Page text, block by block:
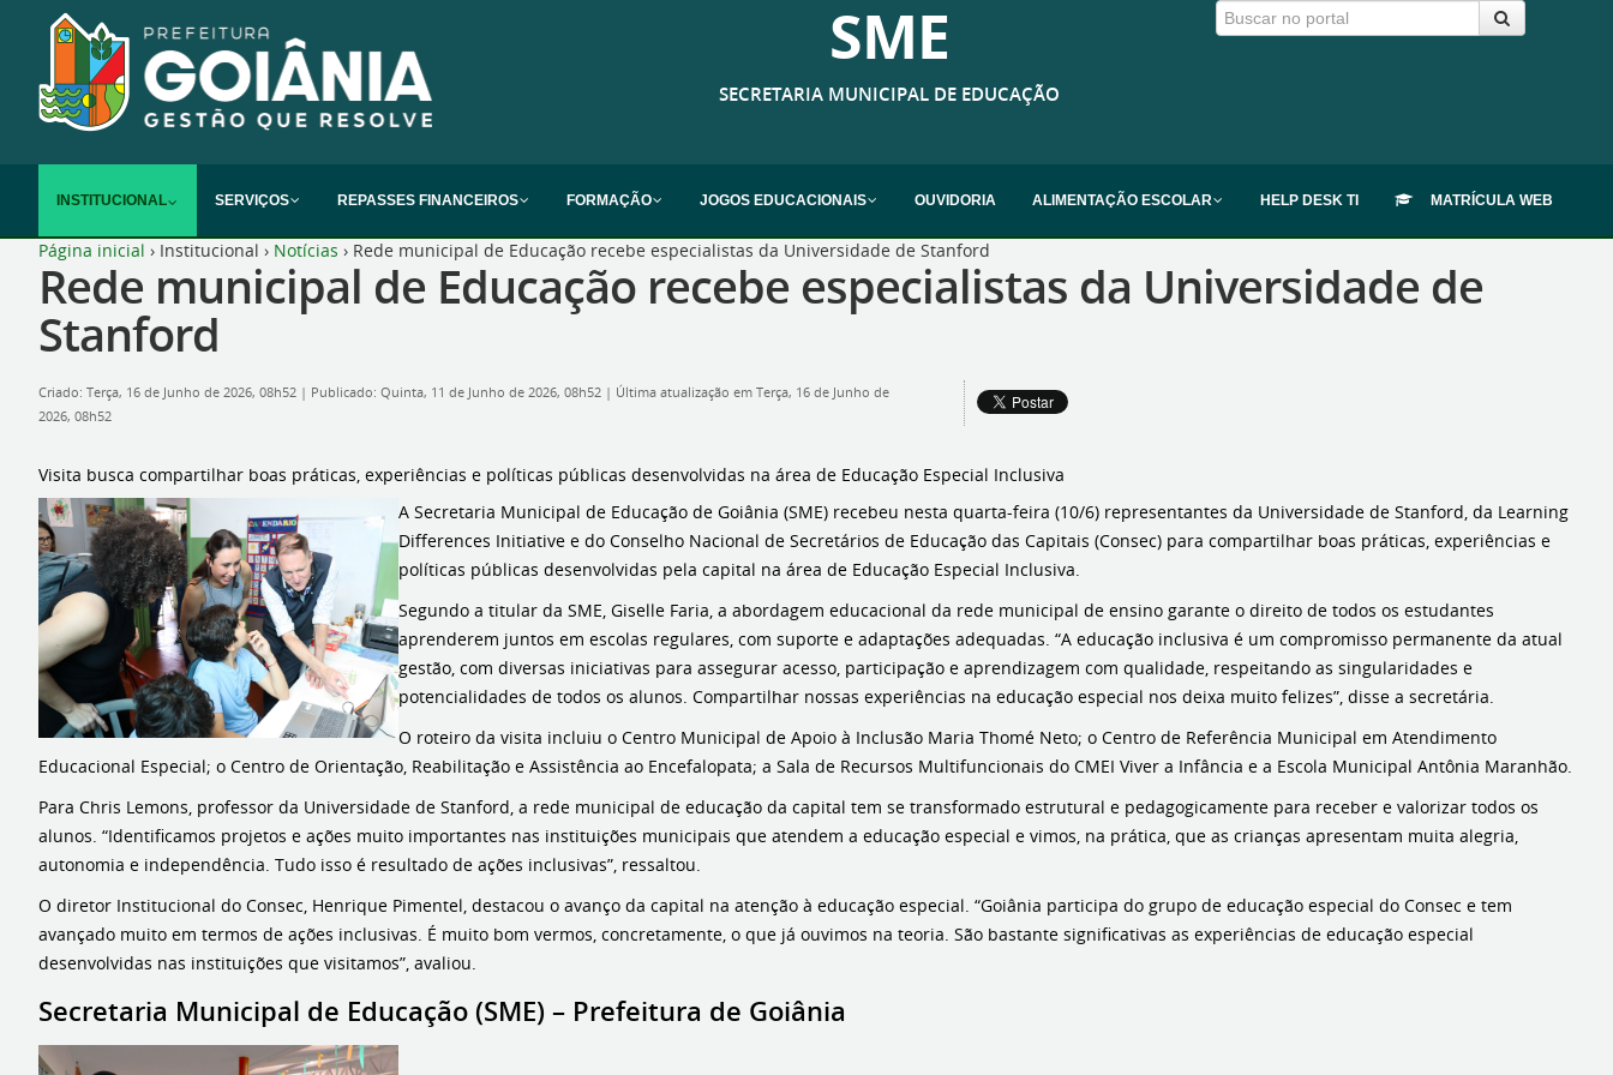
SME
SECRETARIA MUNICIPAL DE EDUCAÇÃO
INSTITUCIONAL SERVIÇOS REPASSES FINANCEIROS FORMAÇÃO JOGOS EDUCACIONAIS OUVIDORIA ALIMENTAÇÃO ESCOLAR HELP DESK TI MATRÍCULA WEB
Página inicial › Institucional › Notícias › Rede municipal de Educação recebe especialistas da Universidade de Stanford
Rede municipal de Educação recebe especialistas da Universidade de
Stanford
Criado: Terça, 16 de Junho de 2026, 08h52 | Publicado: Quinta, 11 de Junho de 2026, 08h52 | Última atualização em Terça, 16 de Junho de
2026, 08h52
Visita busca compartilhar boas práticas, experiências e políticas públicas desenvolvidas na área de Educação Especial Inclusiva
A Secretaria Municipal de Educação de Goiânia (SME) recebeu nesta quarta-feira (10/6) representantes da Universidade de Stanford, da Learning
Differences Initiative e do Conselho Nacional de Secretários de Educação das Capitais (Consec) para compartilhar boas práticas, experiências e
políticas públicas desenvolvidas pela capital na área de Educação Especial Inclusiva.
Segundo a titular da SME, Giselle Faria, a abordagem educacional da rede municipal de ensino garante o direito de todos os estudantes
aprenderem juntos em escolas regulares, com suporte e adaptações adequadas. “A educação inclusiva é um compromisso permanente da atual
gestão, com diversas iniciativas para assegurar acesso, participação e aprendizagem com qualidade, respeitando as singularidades e
potencialidades de todos os alunos. Compartilhar nossas experiências na educação especial nos deixa muito felizes”, disse a secretária.
O roteiro da visita incluiu o Centro Municipal de Apoio à Inclusão Maria Thomé Neto; o Centro de Referência Municipal em Atendimento
Educacional Especial; o Centro de Orientação, Reabilitação e Assistência ao Encefalopata; a Sala de Recursos Multifuncionais do CMEI Viver a Infância e a Escola Municipal Antônia Maranhão.
Para Chris Lemons, professor da Universidade de Stanford, a rede municipal de educação da capital tem se transformado estrutural e pedagogicamente para receber e valorizar todos os
alunos. “Identificamos projetos e ações muito importantes nas instituições municipais que atendem a educação especial e vimos, na prática, que as crianças apresentam muita alegria,
autonomia e independência. Tudo isso é resultado de ações inclusivas”, ressaltou.
O diretor Institucional do Consec, Henrique Pimentel, destacou o avanço da capital na atenção à educação especial. “Goiânia participa do grupo de educação especial do Consec e tem
avançado muito em termos de ações inclusivas. É muito bom vermos, concretamente, o que já ouvimos na teoria. São bastante significativas as experiências de educação especial
desenvolvidas nas instituições que visitamos”, avaliou.
Secretaria Municipal de Educação (SME) – Prefeitura de Goiânia